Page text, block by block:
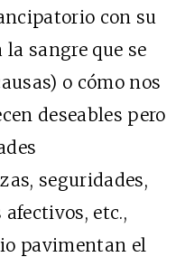
con su
sangre que se
o cómo nos
deseables pero
seguridades,
etc.,
pavimentan el